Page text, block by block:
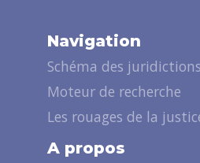
Navigation
Schéma des juridictions
Moteur de recherche
Les rouages de la
A propos